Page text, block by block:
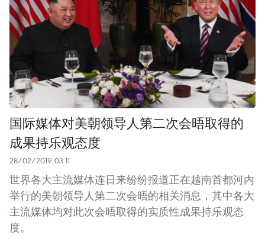
国际媒体对美朝领导人第二次会晤取得的
成果持乐观态度
28/02/2019 03:11
世界各大主流媒体连日来纷纷报道正在越南首都河内
举行的美朝领导人第二次会晤的相关消息，其中各大
主流媒体均对此次会晤取得的实质性成果持乐观态
度。